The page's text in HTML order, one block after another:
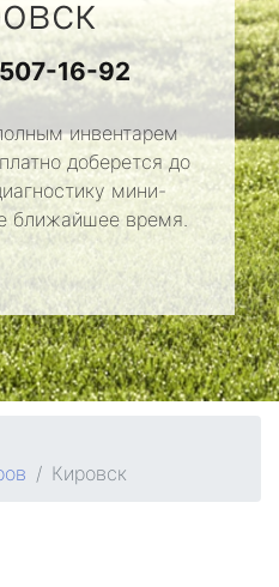
16-92
инвентарем
доберется до
мини-
ближайшее время.
Кировск